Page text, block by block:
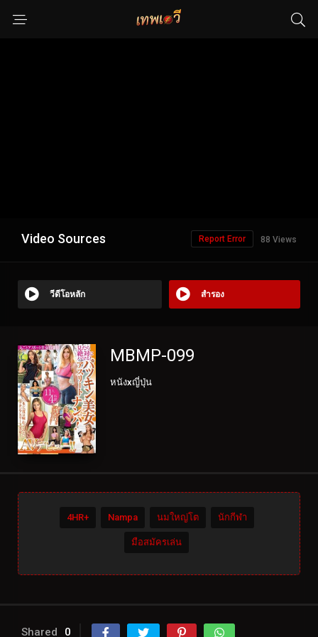
Video Sources 88 Views
Report Error
วีดีโอหลัก สำรอง
MBMP-099
หนังxญี่ปุ่น
4HR+ Nampa นมใหญ่โต นักกีฬา
มือสมัครเล่น
Shared 0